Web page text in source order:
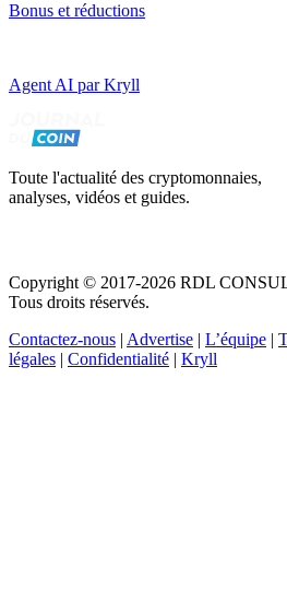
Bonus et réductions
Agent AI par Kryll
Toute l'actualité des cryptomonnaies,
analyses, vidéos et guides.
Copyright © 2017-2026 RDL
Tous droits réservés.
Contactez-nous | Advertise | L’équipe |
légales | Confidentialité | Kryll